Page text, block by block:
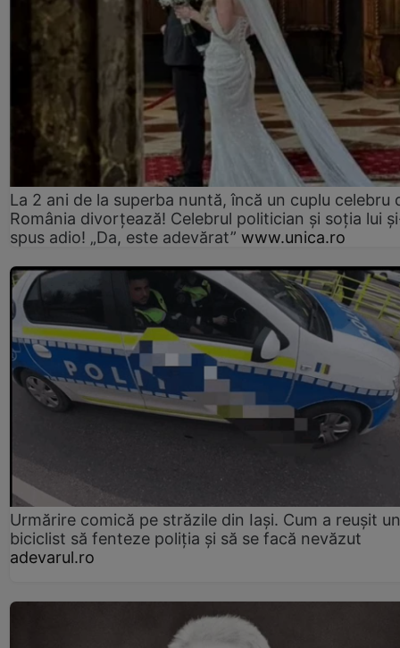
La 2 ani de la superba nuntă, încă un cuplu celebru
România divorțează! Celebrul politician și soția lui
spus adio! „Da, este adevărat” www.unica.ro
Urmărire comică pe străzile din Iași. Cum a reușit un
biciclist să fenteze poliția și să se facă nevăzut
adevarul.ro